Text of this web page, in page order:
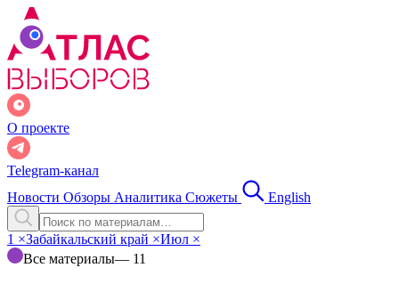
О проекте
Telegram-канал
Новости Обзоры Аналитика Сюжеты English
1 ×Забайкальский край ×Июл ×
Все материалы— 11